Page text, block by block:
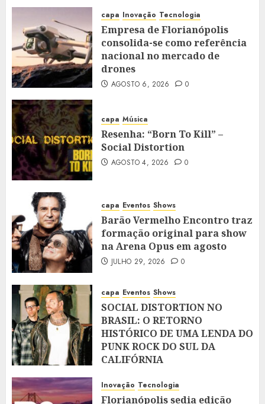
capa Inovação Tecnologia
Empresa de Florianópolis
consolida-se como referência
nacional no mercado de
drones
AGOSTO 6, 2026 0
capa Música
Resenha: “Born To Kill” –
Social Distortion
AGOSTO 4, 2026 0
capa Eventos Shows
Barão Vermelho Encontro traz
formação original para show
na Arena Opus em agosto
JULHO 29, 2026 0
capa Eventos Shows
SOCIAL DISTORTION NO
BRASIL: O RETORNO
HISTÓRICO DE UMA LENDA DO
PUNK ROCK DO SUL DA
CALIFÓRNIA
Inovação Tecnologia
Florianópolis sedia edição